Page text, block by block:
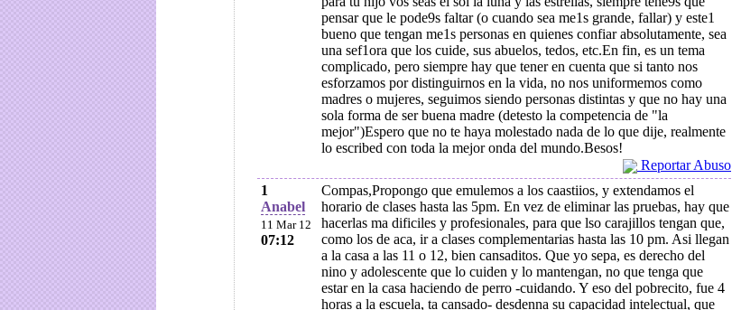
pensar que le pode9s faltar (o cuando sea me1s grande, fallar) y este1
bueno que tengan me1s personas en quienes confiar absolutamente, sea
una sef1ora que los cuide, sus abuelos, tedos, etc.En fin, es un tema
complicado, pero siempre hay que tener en cuenta que si tanto nos
esforzamos por distinguirnos en la vida, no nos uniformemos como
madres o mujeres, seguimos siendo personas distintas y que no hay una
sola forma de ser buena madre (detesto la competencia de "la
mejor")Espero que no te haya molestado nada de lo que dije, realmente
lo escribed con toda la mejor onda del mundo.Besos!
Reportar Abuso
1
Anabel
11 Mar 12
07:12
Compas,Propongo que emulemos a los caastiios, y extendamos el
horario de clases hasta las 5pm. En vez de eliminar las pruebas, hay que
hacerlas ma dificiles y profesionales, para que lso carajillos tengan que,
como los de aca, ir a clases complementarias hasta las 10 pm. Asi llegan
a la casa a las 11 o 12, bien cansaditos. Que yo sepa, es derecho del
nino y adolescente que lo cuiden y lo mantengan, no que tenga que
estar en la casa haciendo de perro -cuidando. Y eso del pobrecito, fue 4
horas a la escuela, ta cansado- desdenna su capacidad intelectual, que